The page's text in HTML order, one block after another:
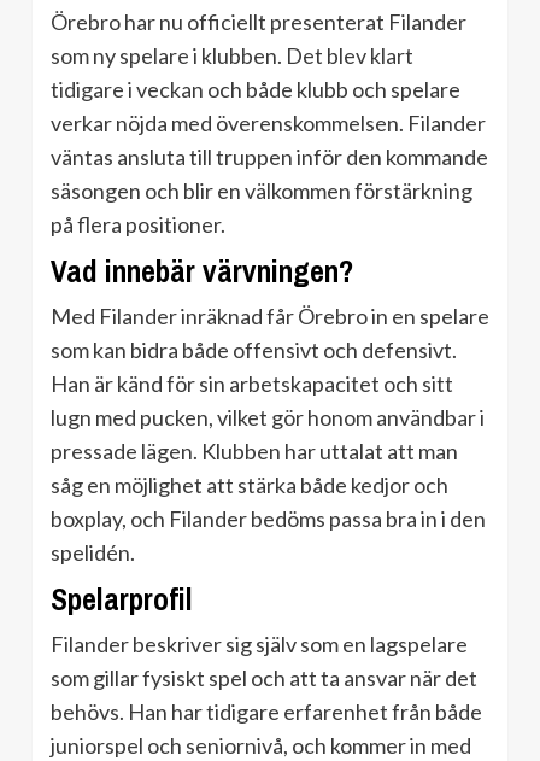
Örebro har nu officiellt presenterat Filander
som ny spelare i klubben. Det blev klart
tidigare i veckan och både klubb och spelare
verkar nöjda med överenskommelsen. Filander
väntas ansluta till truppen inför den kommande
säsongen och blir en välkommen förstärkning
på flera positioner.
Vad innebär värvningen?
Med Filander inräknad får Örebro in en spelare
som kan bidra både offensivt och defensivt.
Han är känd för sin arbetskapacitet och sitt
lugn med pucken, vilket gör honom användbar i
pressade lägen. Klubben har uttalat att man
såg en möjlighet att stärka både kedjor och
boxplay, och Filander bedöms passa bra in i den
spelidén.
Spelarprofil
Filander beskriver sig själv som en lagspelare
som gillar fysiskt spel och att ta ansvar när det
behövs. Han har tidigare erfarenhet från både
juniorspel och seniornivå, och kommer in med